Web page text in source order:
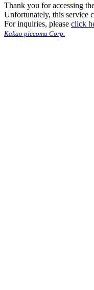
Thank you for accessing
Unfortunately, this service
For inquiries, please click
Kakao piccoma Corp.